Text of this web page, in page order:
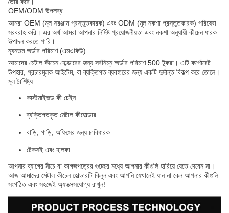
তৈরি করে।
OEM/ODM উপলব্ধ
আমরা OEM (মূল সরঞ্জাম প্রস্তুতকারক) এবং ODM (মূল নকশা প্রস্তুতকারক) পরিষেবা
সরবরাহ করি। এর অর্থ আমরা আপনার নির্দিষ্ট প্রয়োজনীয়তা এবং নকশা অনুযায়ী কীচেন ধারক
উত্পাদন করতে পারি।
ন্যূনতম অর্ডার পরিমাণ (এমওকিউ)
আমাদের মেটাল কীচেন হোল্ডারের জন্য সর্বনিম্ন অর্ডার পরিমাণ 500 টুকরা। এটি কর্পোরেট
উপহার, প্রচারমূলক আইটেম, বা ব্যক্তিগত ব্যবহারের জন্য একটি দুর্দান্ত বিকল্প করে তোলে।
মূল বৈশিষ্ট্য
কাস্টমাইজড কী চেইন
ব্যক্তিগতকৃত মেটাল কীহোল্ডার
বাড়ি, গাড়ি, অফিসের জন্য চাবিধারক
টেকসই এবং হালকা
আপনার ব্যাগের নীচে বা কাগজপত্রের গুচ্ছের মধ্যে আপনার কীগুলি হারিয়ে যেতে দেবেন না।
আজ আমাদের মেটাল কীচেন হোল্ডারটি কিনুন এবং আপনি যেখানেই যান না কেন আপনার কীগুলি
সংগঠিত এবং সহজেই অ্যাক্সেসযোগ্য রাখুন!